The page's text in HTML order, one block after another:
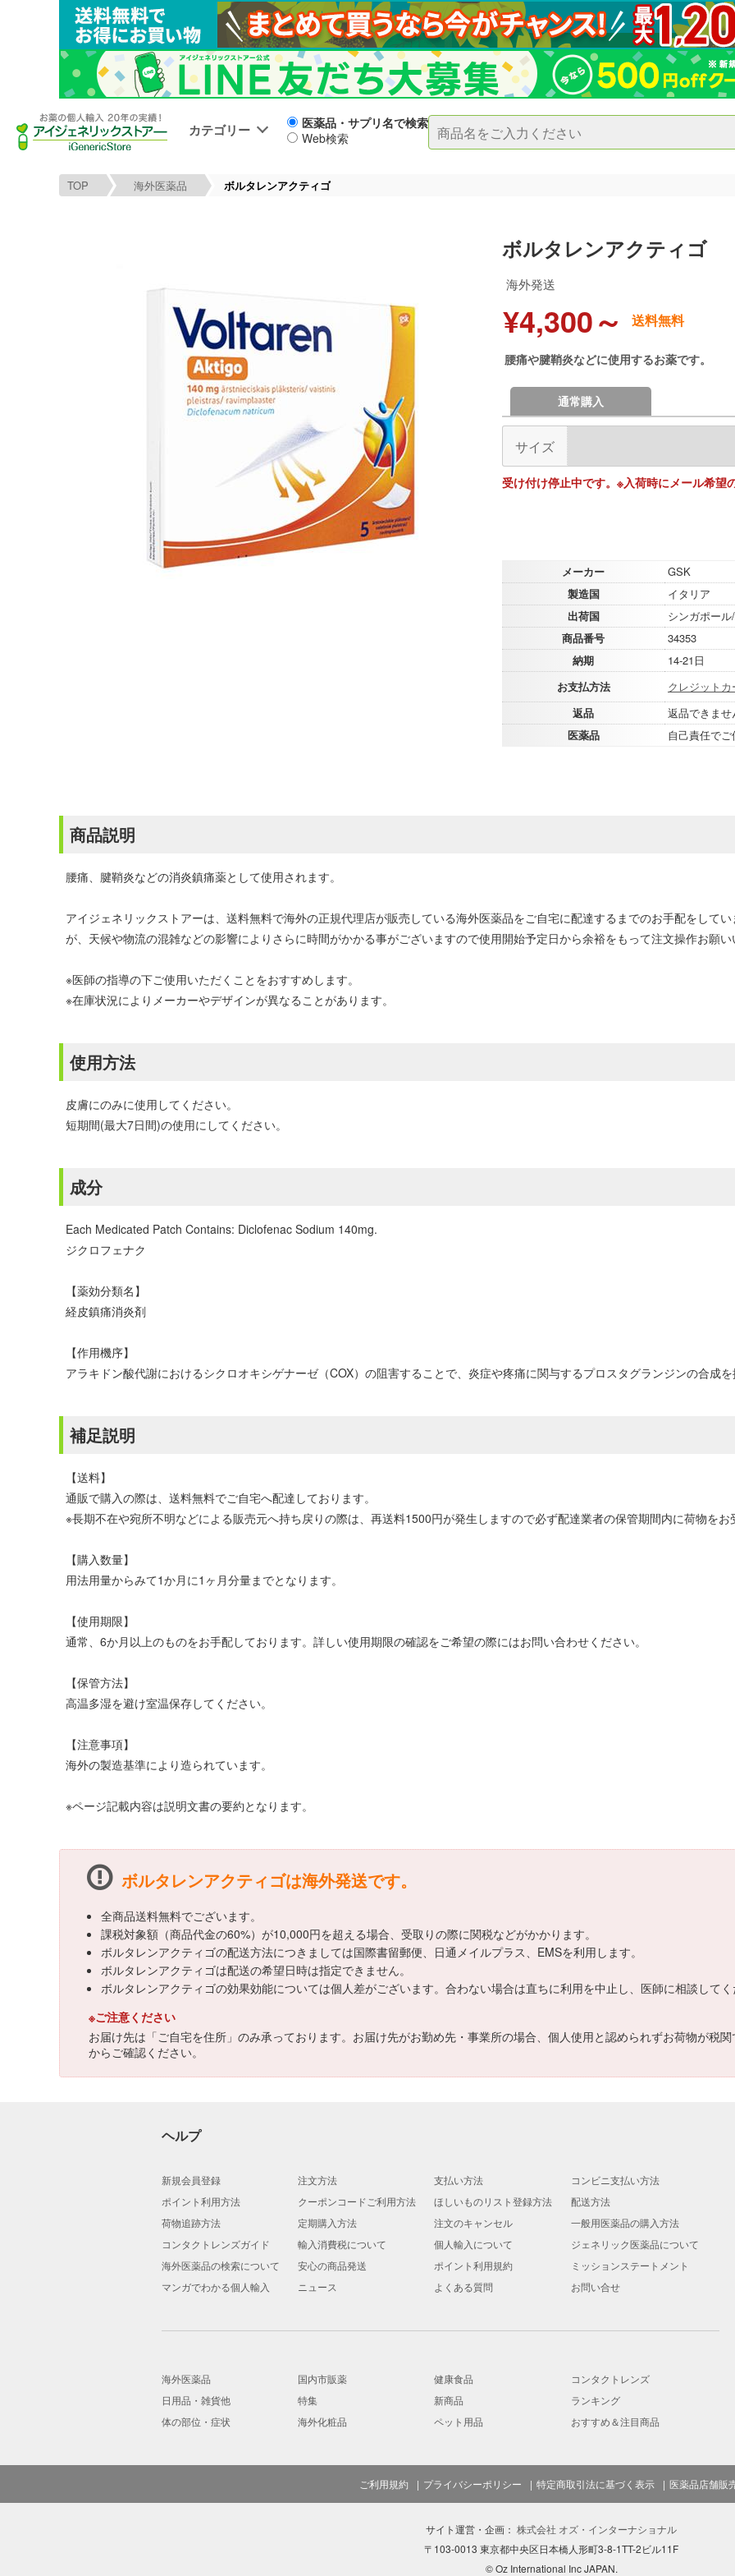
カテゴリー
医薬品・サプリ名で検索
Web検索
TOP 海外医薬品 ボルタレンアクティゴ
ボルタレンアクティゴ
海外発送
¥4,300～ 送料無料
腰痛や腱鞘炎などに使用するお薬です。
通常購入
サイズ
受け付け停止中です。※入荷時にメール希望
メーカー
GSK
製造国
イタリア
出荷国
シンガポー
商品番号
34353
納期
14-21日
お支払方法
クレジットカ
返品
返品できま
医薬品
自己責任で
商品説明
腰痛、腱鞘炎などの消炎鎮痛薬として使用されます。
アイジェネリックストアーは、送料無料で海外の正規代理店が販売している海外医薬品をご自宅に配達するまでのお手配をして
が、天候や物流の混雑などの影響によりさらに時間がかかる事がございますので使用開始予定日から余裕をもって注文操作お願い
※医師の指導の下ご使用いただくことをおすすめします。
※在庫状況によりメーカーやデザインが異なることがあります。
使用方法
皮膚にのみに使用してください。
短期間(最大7日間)の使用にしてください。
成分
Each Medicated Patch Contains: Diclofenac Sodium 140mg.
ジクロフェナク
【薬効分類名】
経皮鎮痛消炎剤
【作用機序】
アラキドン酸代謝におけるシクロオキシゲナーゼ（COX）の阻害することで、炎症や疼痛に関与するプロスタグランジンの合成を
補足説明
【送料】
通販で購入の際は、送料無料でご自宅へ配達しております。
※長期不在や宛所不明などによる販売元へ持ち戻りの際は、再送料1500円が発生しますので必ず配達業者の保管期間内に荷物をお
【購入数量】
用法用量からみて1か月に1ヶ月分量までとなります。
【使用期限】
通常、6か月以上のものをお手配しております。詳しい使用期限の確認をご希望の際にはお問い合わせください。
【保管方法】
高温多湿を避け室温保存してください。
【注意事項】
海外の製造基準により造られています。
※ページ記載内容は説明文書の要約となります。
ボルタレンアクティゴは海外発送です。
全商品送料無料でございます。
課税対象額（商品代金の60%）が10,000円を超える場合、受取りの際に関税などがかかります。
ボルタレンアクティゴの配送方法につきましては国際書留郵便、日通メイルプラス、EMSを利用します。
ボルタレンアクティゴは配送の希望日時は指定できません。
ボルタレンアクティゴの効果効能については個人差がございます。合わない場合は直ちに利用を中止し、医師に相談してく
※ご注意ください
お届け先は「ご自宅を住所」のみ承っております。お届け先がお勤め先・事業所の場合、個人使用と認められずお荷物が税
からご確認ください。
ヘルプ
新規会員登録 注文方法 支払い方法
コンビニ支払い方法
ポイント利用方法
クーポンコードご利用方法 ほしいものリスト登録方法
配送方法
荷物追跡方法
定期購入方法 注文のキャンセル
一般用医薬品の購入方法
コンタクトレンズガイド
輸入消費税について 個人輸入について
ジェネリック医薬品について
海外医薬品の検索について
安心の商品発送 ポイント利用規約
ミッションステートメント
マンガでわかる個人輸入
ニュース よくある質問 お問い合せ
海外医薬品 国内市販薬 健康食品
コンタクトレンズ
日用品・雑貨他
特集 新商品
ランキング
体の部位・症状
海外化粧品 ペット用品 おすすめ＆注目商品
ご利用規約 プライバシーポリシー 特定商取引法に基づく表示 医薬品店舗販
サイト運営・企画： 株式会社 オズ・インターナショナル
〒103-0013 東京都中央区日本橋人形町3-8-1TT-2ビル11F
© Oz International Inc JAPAN.